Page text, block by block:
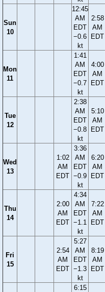
Sun
10
12:45
AM
EDT
−0.6
kt
2:58
AM
EDT
Mon
11
1:41
AM
EDT
−0.7
kt
4:00
AM
EDT
Tue
12
2:38
AM
EDT
−0.8
kt
5:10
AM
EDT
Wed
13
1:02
AM
EDT
3:36
AM
EDT
−0.9
kt
6:20
AM
EDT
Thu
14
2:00
AM
EDT
4:34
AM
EDT
−1.1
kt
7:22
AM
EDT
Fri
15
2:54
AM
EDT
5:27
AM
EDT
−1.3
kt
8:19
AM
EDT
6:15